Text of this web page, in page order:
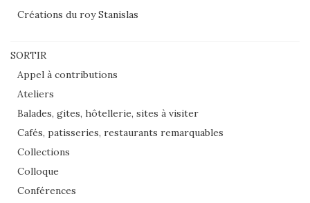
Créations du roy Stanislas
SORTIR
Appel à contributions
Ateliers
Balades, gites, hôtellerie, sites à visiter
Cafés, patisseries, restaurants remarquables
Collections
Colloque
Conférences